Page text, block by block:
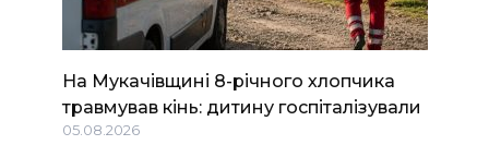
На Мукачівщині 8-річного хлопчика
травмував кінь: дитину госпіталізували
05.08.2026